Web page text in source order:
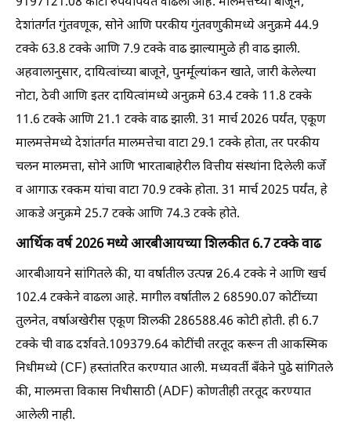
देशांतर्गत गुंतवणूक, सोने आणि परकीय गुंतवणुकीमध्ये अनुक्रमे 44.9
टक्के 63.8 टक्के आणि 7.9 टक्के वाढ झाल्यामुळे ही वाढ झाली.
अहवालानुसार, दायित्वांच्या बाजूने, पुनर्मूल्यांकन खाते, जारी केलेल्या
नोटा, ठेवी आणि इतर दायित्वांमध्ये अनुक्रमे 63.4 टक्के 11.8 टक्के
11.6 टक्के आणि 21.1 टक्के वाढ झाली. 31 मार्च 2026 पर्यंत, एकूण
मालमत्तेमध्ये देशांतर्गत मालमत्तेचा वाटा 29.1 टक्के होता, तर परकीय
चलन मालमत्ता, सोने आणि भारताबाहेरील वित्तीय संस्थांना दिलेली कर्जे
व आगाऊ रक्कम यांचा वाटा 70.9 टक्के होता. 31 मार्च 2025 पर्यंत, हे
आकडे अनुक्रमे 25.7 टक्के आणि 74.3 टक्के होते.
आर्थिक वर्ष 2026 मध्ये आरबीआयच्या शिलकीत 6.7 टक्के वाढ
आरबीआयने सांगितले की, या वर्षातील उत्पन्न 26.4 टक्के ने आणि खर्च
102.4 टक्केने वाढला आहे. मागील वर्षातील 2 68590.07 कोटींच्या
तुलनेत, वर्षाअखेरीस एकूण शिलकी 286588.46 कोटी होती. ही 6.7
टक्के ची वाढ दर्शवते.109379.64 कोटींची तरतूद करून ती आकस्मिक
निधीमध्ये (CF) हस्तांतरित करण्यात आली. मध्यवर्ती बँकेने पुढे सांगितले
की, मालमत्ता विकास निधीसाठी (ADF) कोणतीही तरतूद करण्यात
आलेली नाही.